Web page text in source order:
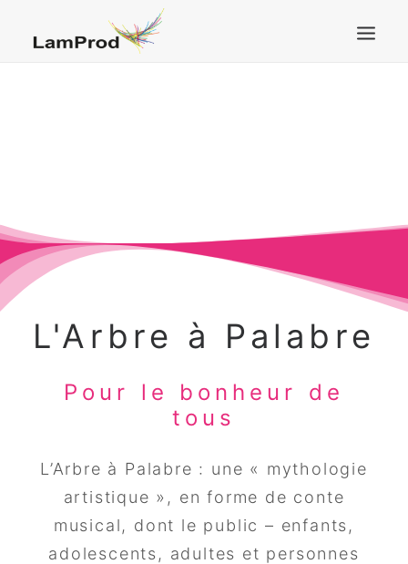
RÉALISATIONS
CONTACT
L'Arbre à Palabre
Pour le bonheur de
tous
L’Arbre à Palabre : une « mythologie
artistique », en forme de conte
musical, dont le public – enfants,
adolescents, adultes et personnes